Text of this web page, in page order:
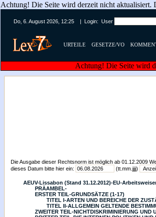
Achtung! Die Seite wird derzeit nicht aktualisiert.
Do, 6. August 2026, 12:25 | Login: User
URTEILE GESETZE/VO
Achtung! Die Seite wird
Die Ausgabe dieser Rechtsnorm ist möglich ab 01.12.2009
dieses Datum bitte hier ein:
(tt.mm.jjjj)
AEUV-Lissabon (Stand 31.12.2012)-EU-
PRÄAMBEL-
ERSTER TEIL-GRUNDSÄTZE (1-17)
TITEL I-ARTEN UND BEREICHE DER
TITEL II-ALLGEMEIN GELTENDE
ZWEITER TEIL-NICHTDISKRIMINIERUNG UND